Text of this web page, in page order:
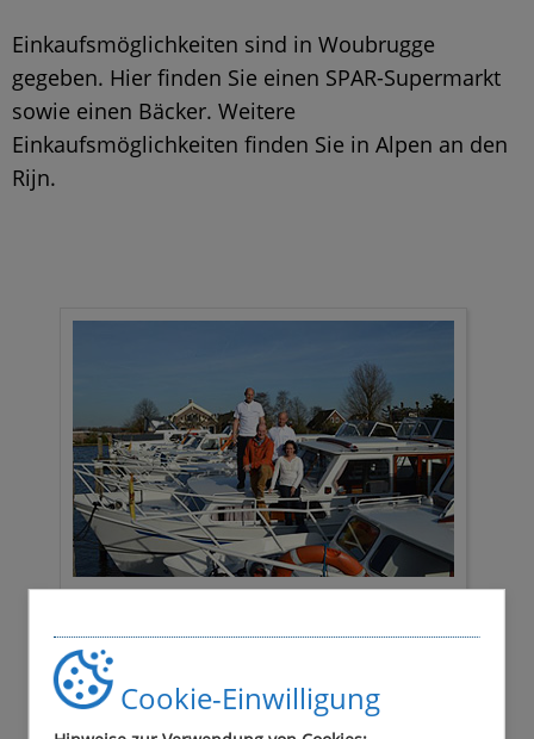
Cookie-Einwilligung
Einkaufsmöglichkeiten sind in Woubrugge
gegeben. Hier finden Sie einen SPAR-Supermarkt
sowie einen Bäcker. Weitere
Einkaufsmöglichkeiten finden Sie in Alpen an den
Rijn.